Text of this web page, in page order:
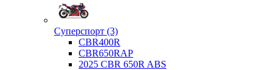
Суперспорт (3)
CBR400R
CBR650RAP
2025 CBR 650R ABS